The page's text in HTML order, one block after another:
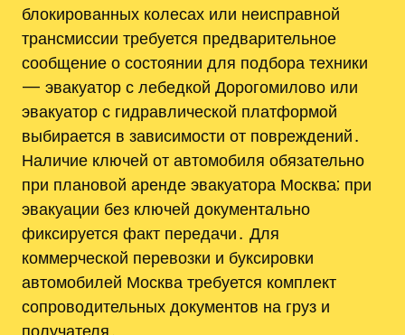
блокированных колесах или неисправной
трансмиссии требуется предварительное
сообщение о состоянии для подбора техники
— эвакуатор с лебедкой Дорогомилово или
эвакуатор с гидравлической платформой
выбирается в зависимости от повреждений․
Наличие ключей от автомобиля обязательно
при плановой аренде эвакуатора Москва; при
эвакуации без ключей документально
фиксируется факт передачи․ Для
коммерческой перевозки и буксировки
автомобилей Москва требуется комплект
сопроводительных документов на груз и
получателя․